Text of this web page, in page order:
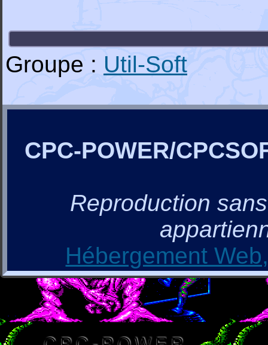
Groupe : Util-Soft
CPC-POWER/
Reproduction
Hébergement